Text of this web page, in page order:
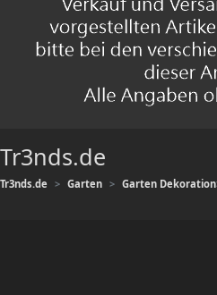
Tr3nds.de
Tr3nds.de Garten Garten Dekoration